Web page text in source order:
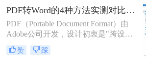
5种完全免费的解决方案。所有方法
均基于官方或开源平台，确保零成
本、无广告、无数据泄露。无需任何
付费，即可实现高质量转换，告别格
式错乱与隐私担忧！
PDF转Word的4种方法实测对比（附还原度对比表）！
PDF（Portable Document Format）由
Adobe公司开发，设计初衷是"跨设备
一致性呈现"——无论在什么设备上
打开，排版都完全一样。这个优点也
赞 踩